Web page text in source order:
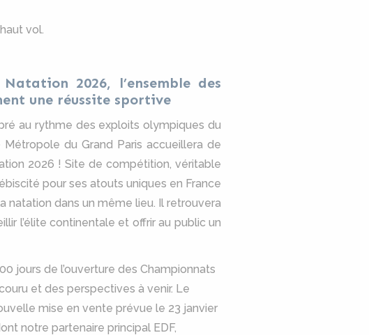
vol.
2026, l’ensemble des
une réussite sportive
au rythme des exploits olympiques du
du Grand Paris accueillera de
2026 ! Site de compétition, véritable
pour ses atouts uniques en France
natation dans un même lieu. Il retrouvera
l’élite continentale et offrir au public un
jours de l’ouverture des Championnats
et des perspectives à venir. Le
mise en vente prévue le 23 janvier
notre partenaire principal EDF,